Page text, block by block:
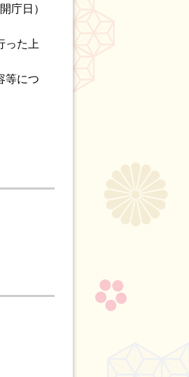
庁日）
った上
等につ